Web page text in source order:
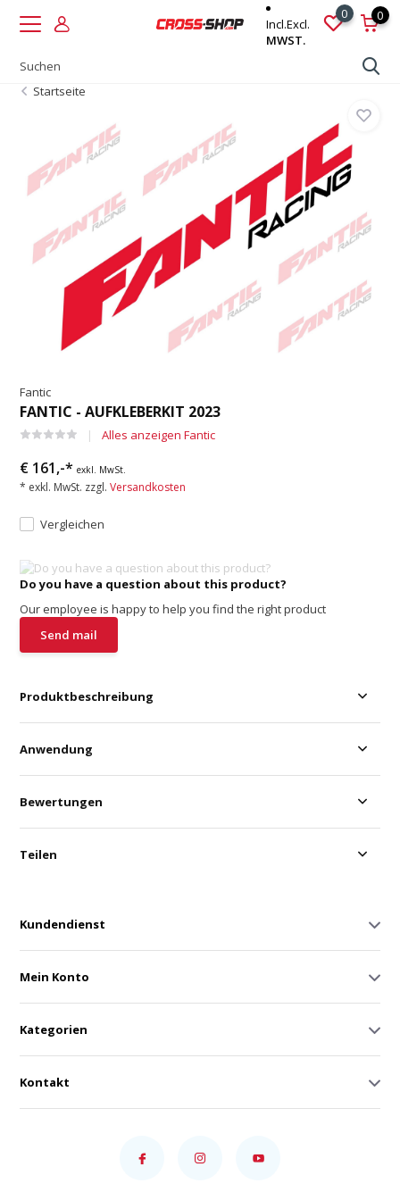
Incl.Excl.
MWST.
0 0
Startseite
Fantic
FANTIC - AUFKLEBERKIT 2023
Alles anzeigen Fantic
€ 161,-*exkl. MwSt.
* exkl. MwSt. zzgl.Versandkosten
Vergleichen
Do you have a question about this product?
Our employee is happy to help you find the right product
Send mail
Produktbeschreibung
Anwendung
Bewertungen
Teilen
Kundendienst
Mein Konto
Kategorien
Kontakt